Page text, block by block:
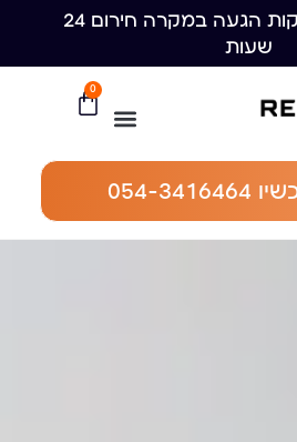
ממוצע 25-30 דקות הגעה במקרה חירום 24
שעות
0